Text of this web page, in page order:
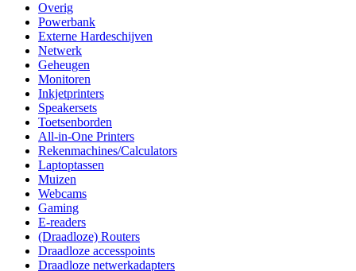
Overig
Powerbank
Externe Hardeschijven
Netwerk
Geheugen
Monitoren
Inkjetprinters
Speakersets
Toetsenborden
All-in-One Printers
Rekenmachines/Calculators
Laptoptassen
Muizen
Webcams
Gaming
E-readers
(Draadloze) Routers
Draadloze accesspoints
Draadloze netwerkadapters